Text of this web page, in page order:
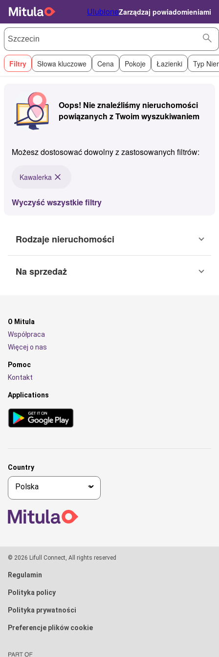
UlubioneZarządzaj powiadomieniami
Filtry Słowa kluczowe Cena Pokoje Łazienki Typ
Oops! Nie znaleźliśmy nieruchomości
powiązanych z Twoim wyszukiwaniem
Możesz dostosować dowolny z zastosowanych filtrów:
Kawalerka
Wyczyść wszystkie filtry
Rodzaje nieruchomości
Na sprzedaż
O Mitula
Współpraca
Więcej o nas
Pomoc
Kontakt
Applications
Country
© 2026 Lifull Connect, All rights reserved
Regulamin
Polityka policy
Polityka prywatności
Preferencje plików cookie